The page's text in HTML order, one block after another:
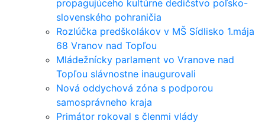
propagujúceho kultúrne dedičstvo poľsko-
slovenského pohraničia
Rozlúčka predškolákov v MŠ Sídlisko 1.mája
68 Vranov nad Topľou
Mládežnícky parlament vo Vranove nad
Topľou slávnostne inaugurovali
Nová oddychová zóna s podporou
samosprávneho kraja
Primátor rokoval s členmi vlády